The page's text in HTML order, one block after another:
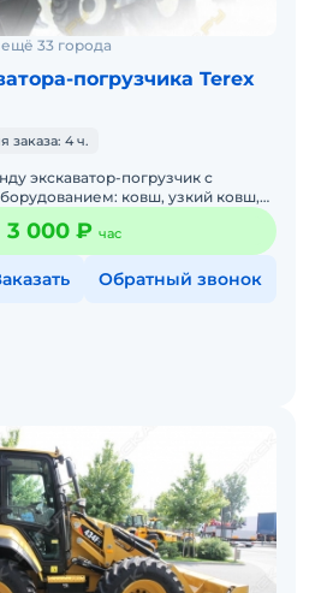
33 города
погрузчика Terex
4 ч.
экскаватор-погрузчик с
ковш, узкий ковш,
ямобур. Минимальный заказ
3 000 ₽ час
Обратный звонок